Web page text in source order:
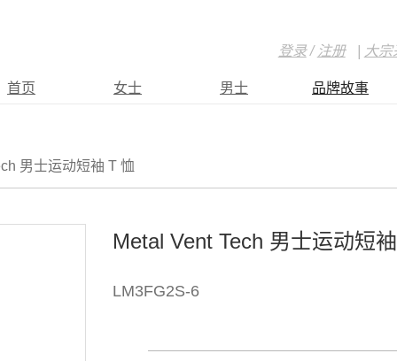
登录/ 注册 大
首页 女士 男士 品牌故事
男士运动短袖 T 恤
Metal Vent Tech 男士运动短
LM3FG2S-6